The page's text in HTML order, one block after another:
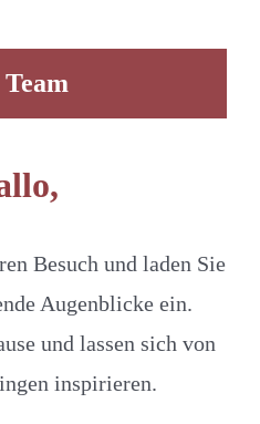
Team
Besuch und laden Sie
Augenblicke ein.
und lassen sich von
inspirieren.